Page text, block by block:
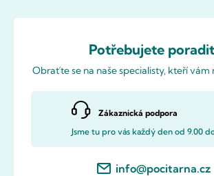
Potřebujete
Obraťte se na naše specialisty, kteří vám
Zákaznická podpora
Jsme tu pro vás každý den od 9.00
info@pocitarna.cz